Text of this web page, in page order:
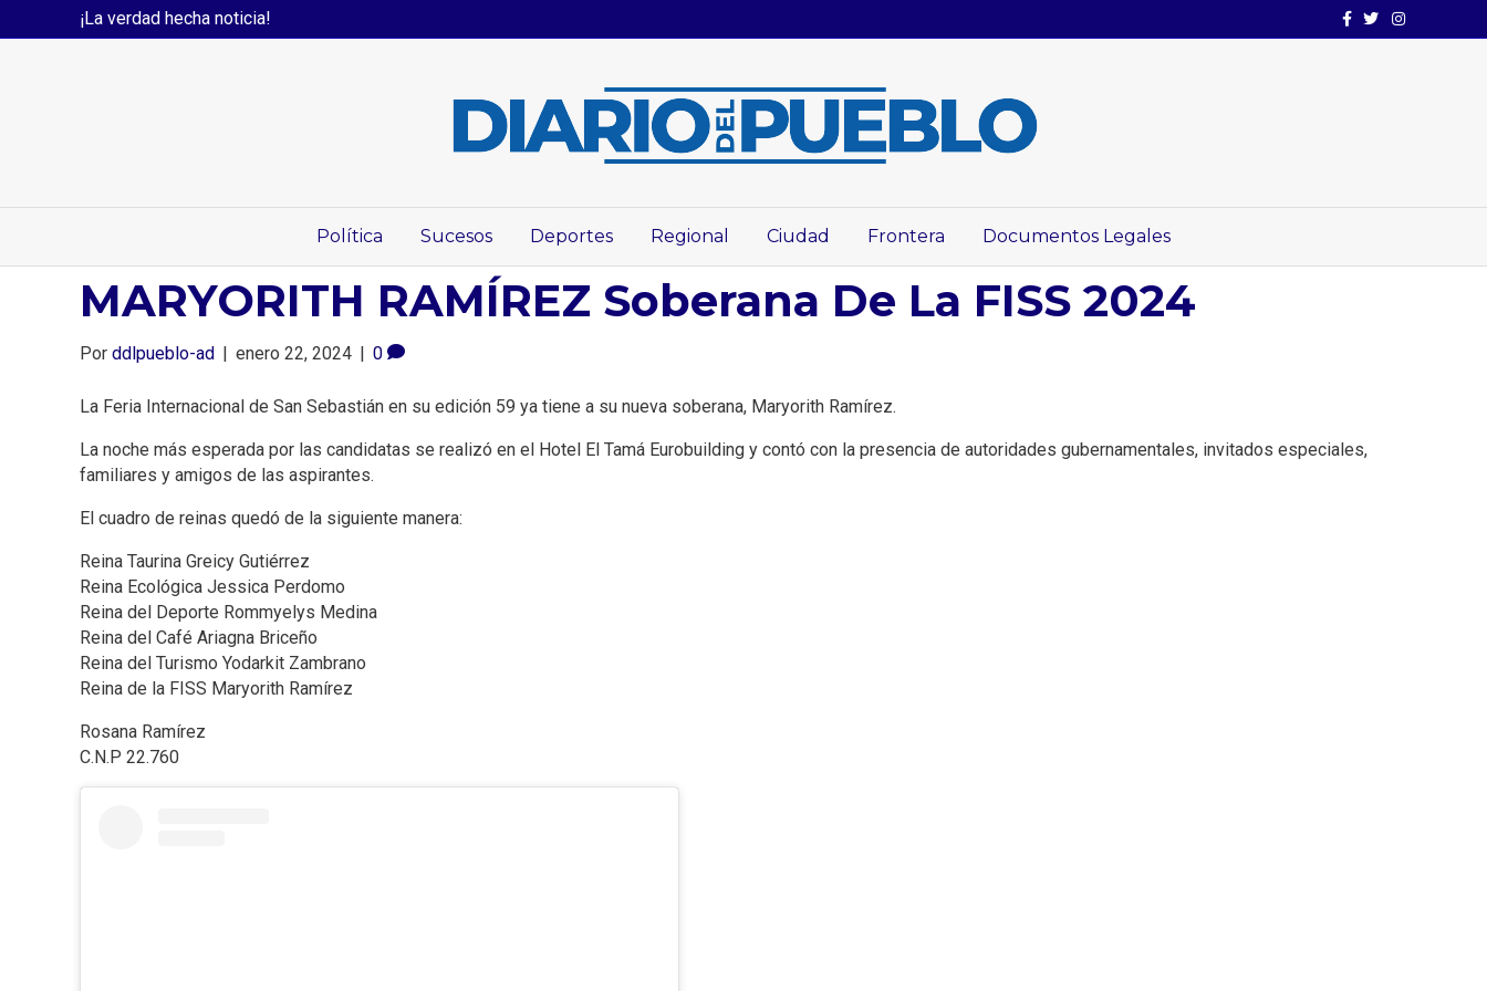
¡La verdad hecha noticia! Facebook
TwitterInstagram
Política Sucesos Deportes Regional Ciudad Frontera Documentos Legales
MARYORITH RAMÍREZ Soberana De La FISS 2024
Por ddlpueblo-ad | enero 22, 2024 | 0
La Feria Internacional de San Sebastián en su edición 59 ya tiene a su nueva soberana, Maryorith Ramírez.
La noche más esperada por las candidatas se realizó en el Hotel El Tamá Eurobuilding y contó con la presencia de autoridades gubernamentales, invitados especiales,
familiares y amigos de las aspirantes.
El cuadro de reinas quedó de la siguiente manera:
Reina Taurina Greicy Gutiérrez
Reina Ecológica Jessica Perdomo
Reina del Deporte Rommyelys Medina
Reina del Café Ariagna Briceño
Reina del Turismo Yodarkit Zambrano
Reina de la FISS Maryorith Ramírez
Rosana Ramírez
C.N.P 22.760